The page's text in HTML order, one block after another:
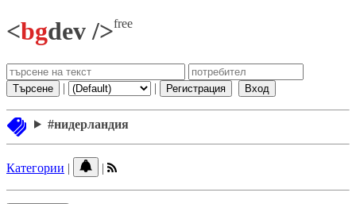
<bgdev />free
Търсене | | Регистрация Вход
#нидерландия
Категории | |